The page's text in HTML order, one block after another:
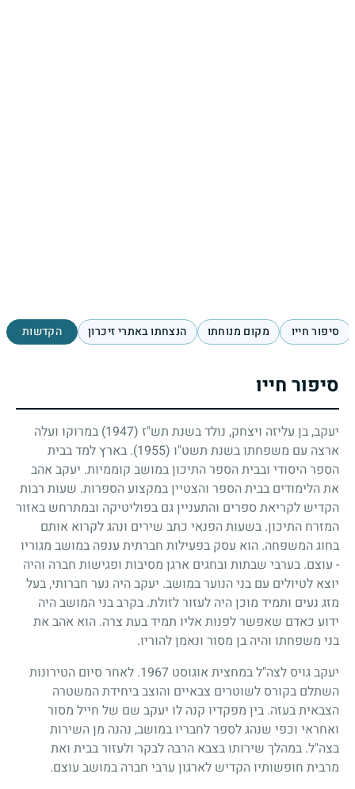
סיפור חייו מקום מנוחתו הנצחתו באתרי זיכרון הקדשות
סיפור חייו
יעקב, בן עליזה ויצחק, נולד בשנת תש"ז (1947)
במרוקו ועלה
ארצה עם משפחתו בשנת תשט"ו (1955)
. בארץ למד בבית
הספר היסודי ובבית הספר התיכון במושב קוממיות. יעקב אהב
את הלימודים בבית הספר והצטיין במקצוע הספרות. שעות רבות
הקדיש לקריאת ספרים והתעניין גם בפוליטיקה ובמתרחש באזור
המזרח התיכון. בשעות הפנאי כתב שירים ונהג לקרוא אותם
בחוג המשפחה. הוא עסק בפעילות חברתית ענפה במושב מגוריו
- עוצם. בערבי שבתות ובחגים ארגן מסיבות ופגישות חברה והיה
יוצא לטיולים עם בני הנוער במושב. יעקב היה נער חברותי, בעל
מזג נעים ותמיד מוכן היה לעזור לזולת. בקרב בני המושב היה
ידוע כאדם שאפשר לפנות אליו תמיד בעת צרה. הוא אהב את
בני משפחתו והיה בן מסור ונאמן להוריו.
יעקב גויס לצה"ל במחצית אוגוסט 1967. לאחר סיום הטירונות
השתלם בקורס לשוטרים צבאיים והוצב ביחידת המשטרה
הצבאית בעזה. בין מפקדיו קנה לו יעקב שם של חייל מסור
ואחראי וכפי שנהג לספר לחבריו במושב, נהנה מן השירות
בצה"ל. במהלך שירותו בצבא הרבה לבקר ולעזור בבית ואת
מרבית חופשותיו הקדיש לארגון ערבי חברה במושב עוצם.